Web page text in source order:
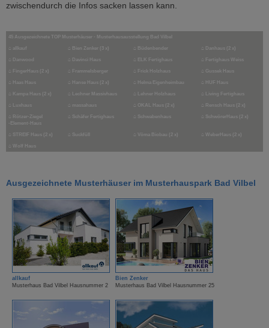
zwischendurch die Infos sacken lassen kann.
45 Ausgezeichnete TOP Musterhäuser - Musterhausausstellung Bad Vilbel
⌂ allkauf ⌂ Bien Zenker (3 x) ⌂ Büdenbender ⌂ Danhaus (2 x)
⌂ Danwood ⌂ Davinci Haus ⌂ ELK Fertighaus ⌂ Fertighaus Weiss
⌂ FingerHaus (2 x) ⌂ Frammelsberger ⌂ Frick Holzhaus ⌂ Gussek Haus
⌂ Haas Haus ⌂ Hanse Haus (2 x) ⌂ Helma Eigenheimbau ⌂ HUF Haus
⌂ Kampa Haus (2 x) ⌂ Lechner Massivhaus ⌂ Lehner Holzhaus ⌂ Living Fertighaus
⌂ Luxhaus ⌂ massahaus ⌂ OKAL Haus (2 x) ⌂ Rensch Haus (2 x)
⌂ Rötzer-Ziegel
-Element-Haus
⌂ Schäfer Fertighaus ⌂ Schwabenhaus ⌂ SchwörerHaus (2 x)
⌂ STREIF Haus (2 x) ⌂ Suckfüll ⌂ Vöma Biobau (2 x) ⌂ WeberHaus (2 x)
⌂ Wolf Haus
Ausgezeichnete Musterhäuser im Musterhauspark Bad Vilbel
allkauf
Musterhaus Bad Vilbel Hausnummer 2
Bien Zenker
Musterhaus Bad Vilbel Hausnummer 25